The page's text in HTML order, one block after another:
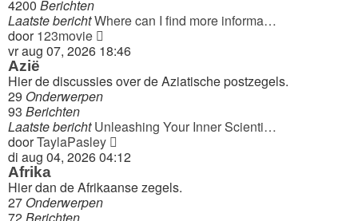
4200 Berichten
Laatste berichtWhere can I find more informa…
door123movie
laatste
vr aug 07, 2026 18:46
Azië
Hier de discussies over de Aziatische postzegels.
29 Onderwerpen
93 Berichten
Laatste bericht Unleashing Your Inner Scienti…
doorTaylaPasley
laatste
di aug 04, 2026 04:12
Afrika
Hier dan de Afrikaanse zegels.
27 Onderwerpen